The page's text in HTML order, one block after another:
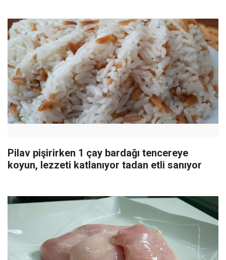
Pilav pişirirken 1 çay bardağı tencereye
koyun, lezzeti katlanıyor tadan etli sanıyor